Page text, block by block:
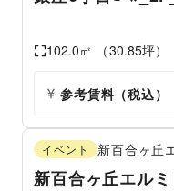
102.0㎡ （30.85坪）
参考賃料（税込）
イベント 新百合ヶ丘
新百合ヶ丘エル